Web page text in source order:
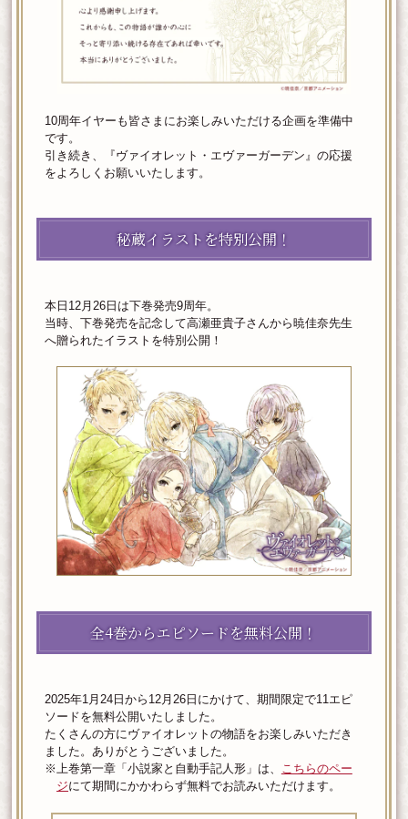
10周年イヤーも皆さまにお楽しみいただける企画を準備中
です。
引き続き、『ヴァイオレット・エヴァーガーデン』の応援
をよろしくお願いいたします。
秘蔵イラストを特別公開！
本日12月26日は下巻発売9周年。
当時、下巻発売を記念して高瀬亜貴子さんから暁佳奈先生
へ贈られたイラストを特別公開！
全4巻からエピソードを無料公開！
2025年1月24日から12月26日にかけて、期間限定で11エピ
ソードを無料公開いたしました。
たくさんの方にヴァイオレットの物語をお楽しみいただき
ました。ありがとうございました。
※上巻第一章「小説家と自動手記人形」は、 こちらのペー
ジにて期間にかかわらず無料でお読みいただけます。